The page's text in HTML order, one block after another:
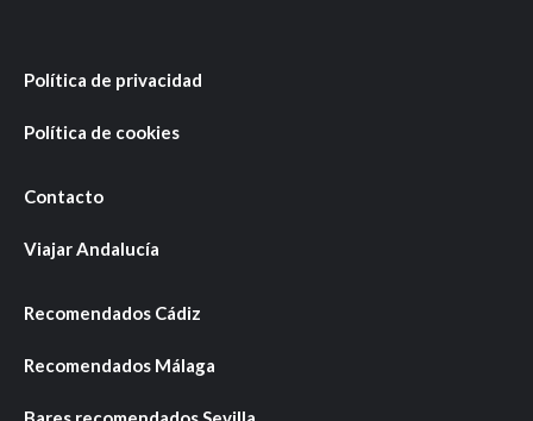
Política de privacidad
Política de cookies
Contacto
Viajar Andalucía
Recomendados Cádiz
Recomendados Málaga